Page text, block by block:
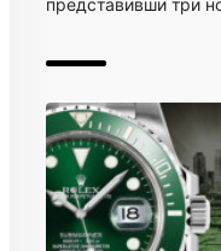
представивши три